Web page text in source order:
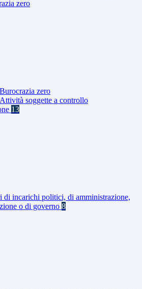
zero
Burocrazia zero
Attività soggette a controllo
13
di incarichi politici, di amministrazione,
o di governo 8